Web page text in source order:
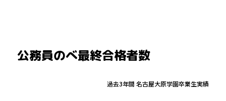
公務員のべ最終合格者数
過去3年間 名古屋大原学園卒業生実績